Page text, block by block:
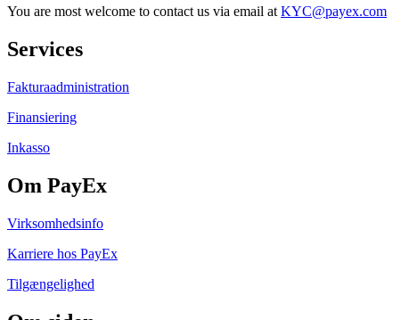
You are most welcome to contact us via email at KYC@payex.com
Services
Fakturaadministration
Finansiering
Inkasso
Om PayEx
Virksomhedsinfo
Karriere hos PayEx
Tilgængelighed